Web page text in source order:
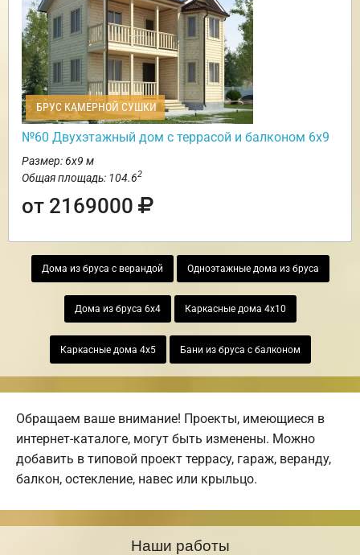
БРУС КАМЕРНОЙ СУШКИ
№60 Двухэтажный дом с террасой и балконом 6х9
Размер: 6х9 м
Общая площадь: 104.62
от 2169000
Дома из бруса с верандой Одноэтажные дома из бруса
Дома из бруса 6х4 Каркасные дома 4х10
Каркасные дома 4х5 Бани из бруса с балконом
Обращаем ваше внимание! Проекты, имеющиеся в
интернет-каталоге, могут быть изменены. Можно
добавить в типовой проект террасу, гараж, веранду,
балкон, остекление, навес или крыльцо.
Наши работы